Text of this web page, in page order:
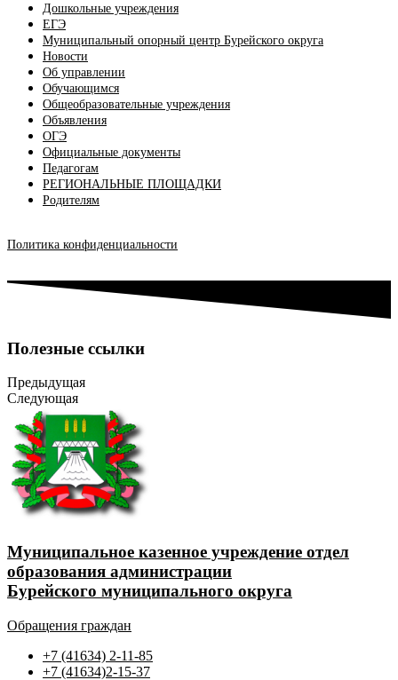
Дошкольные учреждения
ЕГЭ
Муниципальный опорный центр Бурейского округа
Новости
Об управлении
Обучающимся
Общеобразовательные учреждения
Объявления
ОГЭ
Официальные документы
Педагогам
РЕГИОНАЛЬНЫЕ ПЛОЩАДКИ
Родителям
Политика конфиденциальности
Полезные ссылки
Предыдущая
Следующая
Муниципальное казенное учреждение отдел
образования администрации
Бурейского муниципального округа
Обращения граждан
+7 (41634) 2-11-85
+7 (41634)2-15-37